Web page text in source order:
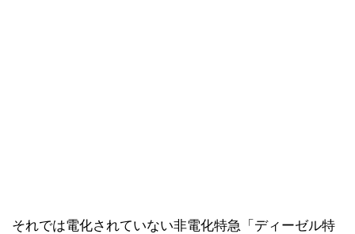
それでは電化されていない非電化特急「ディーゼル特